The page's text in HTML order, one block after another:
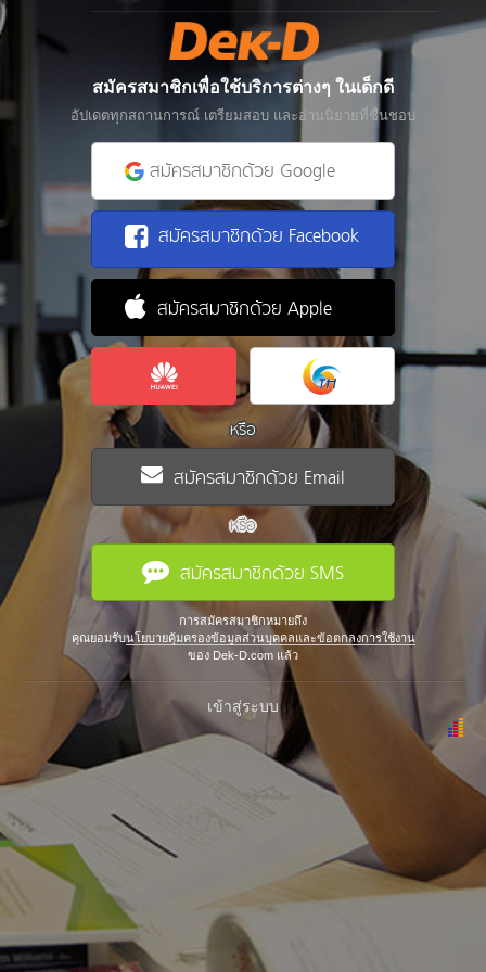
สมัครสมาชิกเพื่อใช้บริการต่างๆ ในเด็กดี
อัปเดตทุกสถานการณ์ เตรียมสอบ และอ่านนิยายที่ชื่นชอบ
สมัครสมาชิกด้วย Google
สมัครสมาชิกด้วย Facebook
สมัครสมาชิกด้วย Apple
หรือ
สมัครสมาชิกด้วย Email
หรือ
สมัครสมาชิกด้วย SMS
การสมัครสมาชิกหมายถึง
คุณยอมรับนโยบายคุ้มครองข้อมูลส่วนบุคคลและข้อตกลงการใช้งาน
ของ Dek-D.com แล้ว
เข้าสู่ระบบ